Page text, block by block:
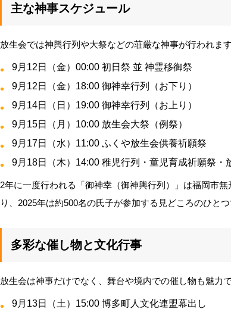
主な神事スケジュール
放生会では神輿行列や大祭などの荘厳な神事が行われます
9月12日（金）00:00 初日祭 並 神霊移御祭
9月12日（金）18:00 御神幸行列（お下り）
9月14日（日）19:00 御神幸行列（お上り）
9月15日（月）10:00 放生会大祭（例祭）
9月17日（水）11:00 ふくや放生会供養祈願祭
9月18日（木）14:00 稚児行列・童児育成祈願祭・
2年に一度行われる「御神幸（御神輿行列）」は福岡市
り、2025年は約500名の氏子が参加する見どころのひとつ
多彩な催し物と文化行事
放生会は神事だけでなく、舞台や境内での催し物も魅力で
9月13日（土）15:00 博多町人文化連盟幕出し